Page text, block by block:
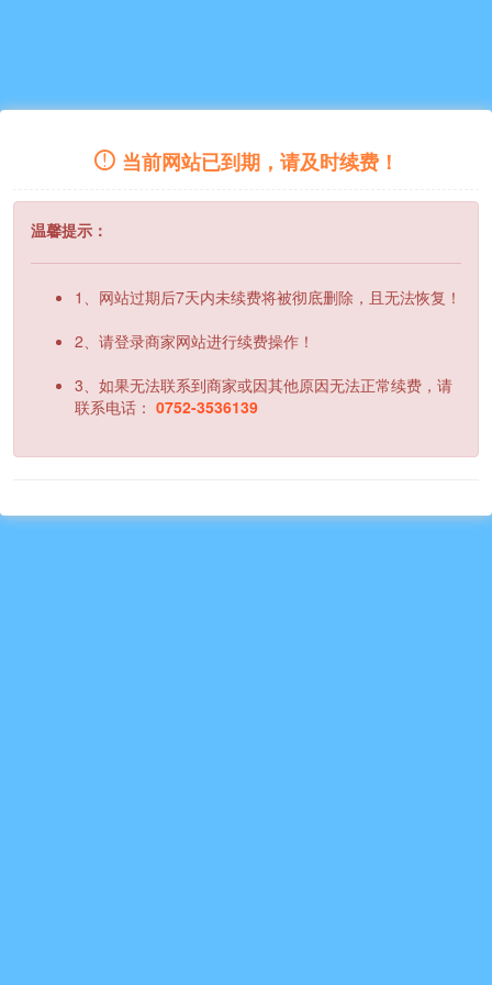
当前网站已到期，请及时续费！
温馨提示：
1、网站过期后7天内未续费将被彻底删除，且无法恢复！
2、请登录商家网站进行续费操作！
3、如果无法联系到商家或因其他原因无法正常续费，请
联系电话： 0752-3536139